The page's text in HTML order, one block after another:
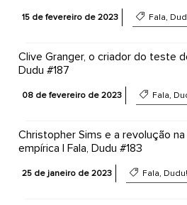
15 de fevereiro de 2023 Fala,
Clive Granger, o criador do teste
Dudu #187
08 de fevereiro de 2023 Fala,
Christopher Sims e a revolução
empírica | Fala, Dudu #183
25 de janeiro de 2023 Fala, Dudu!